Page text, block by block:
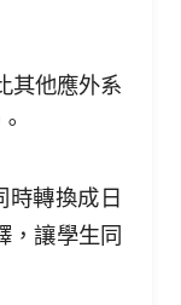
其他應外系
時轉換成日
，讓學生同